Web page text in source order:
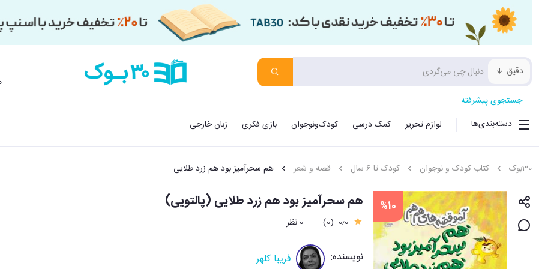
دقیق
جستجوی پیشرفته
دسته‌بندی‌ها
لوازم تحریر کمک درسی کودک‌ونوجوان بازی فکری زبان خارجی
30بوک کتاب کودک و نوجوان کودک تا 6 سال قصه و شعر هم سحرآمیز بود هم زرد طلایی
%10 هم سحرآمیز بود هم زرد طلایی (پالتویی)
0٫0 (0) 0 نظر
نویسنده: فریبا کلهر